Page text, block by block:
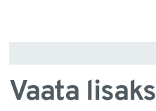
Vaata lisaks